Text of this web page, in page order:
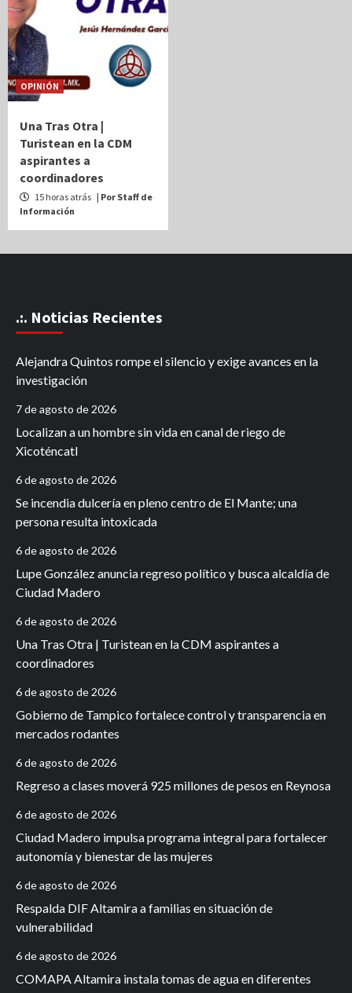
OPINIÓN
Una Tras Otra |
Turistean en la CDM
aspirantes a
coordinadores
15 horas atrás | Por Staff de
Información
.:. Noticias Recientes
Alejandra Quintos rompe el silencio y exige avances en la
investigación
7 de agosto de 2026
Localizan a un hombre sin vida en canal de riego de
Xicoténcatl
6 de agosto de 2026
Se incendia dulcería en pleno centro de El Mante; una
persona resulta intoxicada
6 de agosto de 2026
Lupe González anuncia regreso político y busca alcaldía de
Ciudad Madero
6 de agosto de 2026
Una Tras Otra | Turistean en la CDM aspirantes a
coordinadores
6 de agosto de 2026
Gobierno de Tampico fortalece control y transparencia en
mercados rodantes
6 de agosto de 2026
Regreso a clases moverá 925 millones de pesos en Reynosa
6 de agosto de 2026
Ciudad Madero impulsa programa integral para fortalecer
autonomía y bienestar de las mujeres
6 de agosto de 2026
Respalda DIF Altamira a familias en situación de
vulnerabilidad
6 de agosto de 2026
COMAPA Altamira instala tomas de agua en diferentes